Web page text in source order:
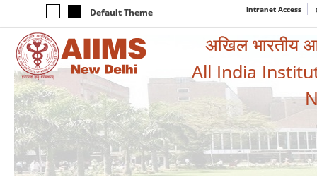
Default Theme Intranet Access
अखिल भारतीय
All India